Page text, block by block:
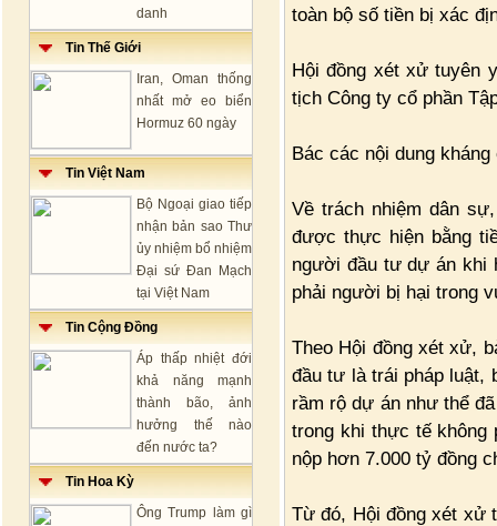
danh
Tin Thế Giới
Iran, Oman thống
nhất mở eo biển
Hormuz 60 ngày
Tin Việt Nam
Bộ Ngoại giao tiếp
nhận bản sao Thư
ủy nhiệm bổ nhiệm
Đại sứ Đan Mạch
tại Việt Nam
Tin Cộng Đồng
Áp thấp nhiệt đới
khả năng mạnh
thành bão, ảnh
hưởng thế nào
đến nước ta?
Tin Hoa Kỳ
Ông Trump làm gì
toàn bộ số tiền bị xác
Hội đồng xét xử tuyên
tịch Công ty cổ phần
Bác các nội dung
Về trách nhiệm dân
được thực hiện bằng
người đầu tư dự án khi
phải người bị hại trong
Theo Hội đồng xét xử,
đầu tư là trái pháp luật,
rầm rộ dự án như thể
trong khi thực tế không
nộp hơn 7.000 tỷ đồng
Từ đó, Hội đồng xét xử